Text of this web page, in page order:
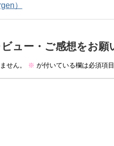
）
ュー・ご感想をお願
せん。 ※ が付いている欄は必須項